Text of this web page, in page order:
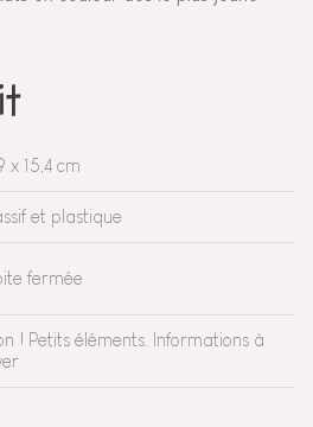
x 15,4 cm
et plastique
fermée
! Petits éléments. Informations à